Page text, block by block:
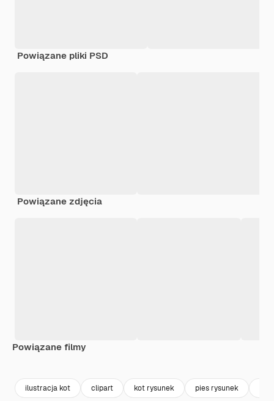
Powiązane pliki PSD
Powiązane zdjęcia
Powiązane filmy
ilustracja kot clipart kot rysunek pies rysunek